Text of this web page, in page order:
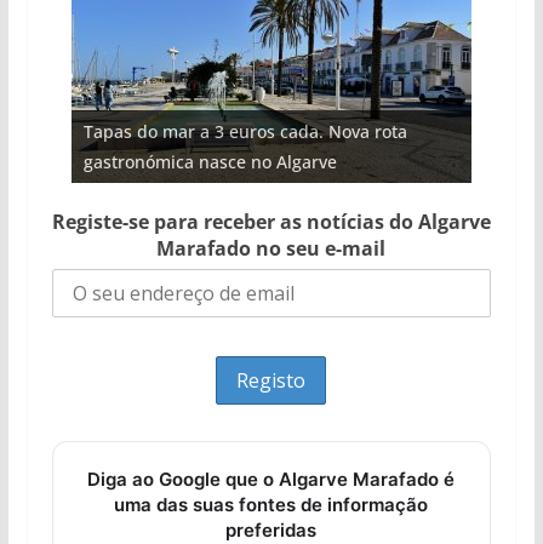
Tapas do mar a 3 euros cada. Nova rota
gastronómica nasce no Algarve
Milagre da água. Fontes emblemáticas do
Algarve voltam a ter vida (com vídeo)
Projeto milionário: investimento de 108
milhões de euros na construção de dois
hotéis (com vídeo)
Tempestades roubam areia de praias e põem
arribas em risco no Algarve (com vídeo)
Foto do dia: uma cidade algarvia que cresceu
entre redes e fábricas
Registe-se para receber as notícias do Algarve
Marafado no seu e-mail
Diga ao Google que o Algarve Marafado é
uma das suas fontes de informação
preferidas